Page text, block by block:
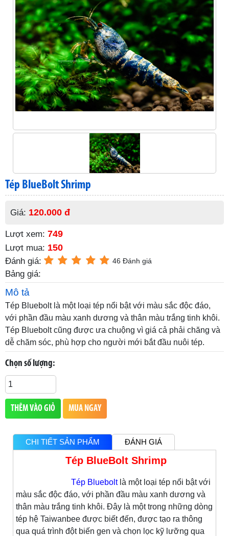
Tép BlueBolt Shrimp
Giá: 120.000 đ
Lượt xem: 749
Lượt mua: 150
Đánh giá: 46 Đánh giá
Bảng giá:
Mô tả
Tép Bluebolt là một loại tép nổi bật với màu sắc độc đáo,
với phần đầu màu xanh dương và thân màu trắng tinh khôi.
Tép Bluebolt cũng được ưa chuộng vì giá cả phải chăng và
dễ chăm sóc, phù hợp cho người mới bắt đầu nuôi tép.
Chọn số lượng:
THÊM VÀO GIỎ MUA NGAY
CHI TIẾT SẢN PHẨM ĐÁNH GIÁ
Tép BlueBolt Shrimp
Tép Bluebolt là một loại tép nổi bật với
màu sắc độc đáo, với phần đầu màu xanh dương và
thân màu trắng tinh khôi. Đây là một trong những dòng
tép hệ Taiwanbee được biết đến, được tạo ra thông
qua quá trình đột biến gen và chọn lọc kỹ lưỡng qua